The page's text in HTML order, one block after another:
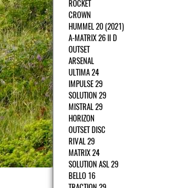
ROCKET
CROWN
HUMMEL 20 (2021)
A-MATRIX 26 II D
OUTSET
ARSENAL
ULTIMA 24
IMPULSE 29
SOLUTION 29
MISTRAL 29
HORIZON
OUTSET DISC
RIVAL 29
MATRIX 24
SOLUTION ASL 29
BELLO 16